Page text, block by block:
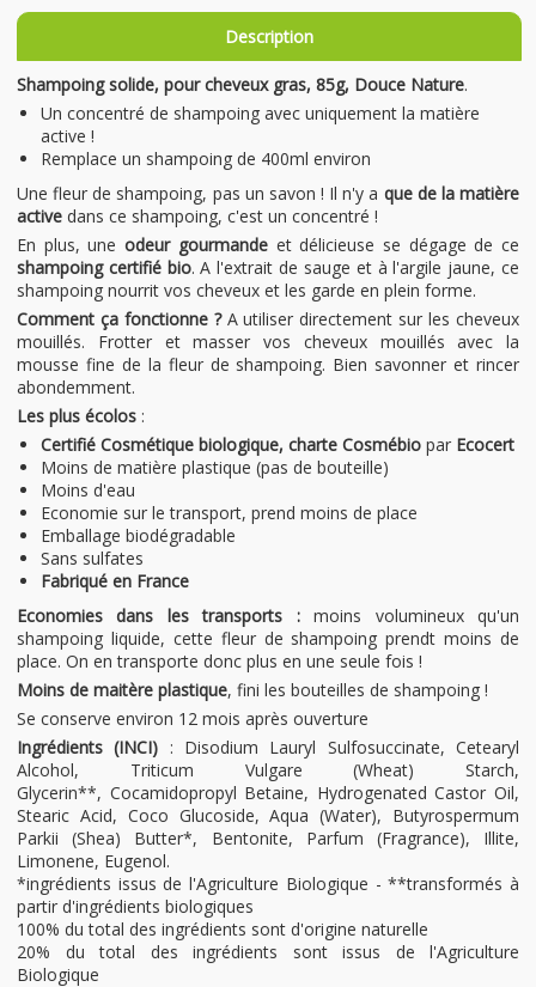
Description
Shampoing solide, pour cheveux gras, 85g, Douce Nature.
Un concentré de shampoing avec uniquement la matière
active !
Remplace un shampoing de 400ml environ
Une fleur de shampoing, pas un savon ! Il n'y a que de la matière
active dans ce shampoing, c'est un concentré !
En plus, uneodeur gourmande et délicieuse se dégage de ce
shampoing certifié bio. A l'extrait de sauge et à l'argile jaune, ce
shampoing nourrit vos cheveux et les garde en plein forme.
Comment ça fonctionne ? A utiliser directement sur les cheveux
mouillés. Frotter et masser vos cheveux mouillés avec la
mousse fine de la fleur de shampoing. Bien savonner et rincer
abondemment.
Les plus écolos :
Certifié Cosmétique biologique, charte Cosmébio par Ecocert
Moins de matière plastique (pas de bouteille)
Moins d'eau
Economie sur le transport, prend moins de place
Emballage biodégradable
Sans sulfates
Fabriqué en France
Economies dans les transports :moins volumineux qu'un
shampoing liquide, cette fleur de shampoing prendt moins de
place. On en transporte donc plus en une seule fois !
Moins de maitère plastique, fini les bouteilles de shampoing !
Se conserve environ 12 mois après ouverture
Ingrédients (INCI) : Disodium Lauryl Sulfosuccinate, Cetearyl
Alcohol, Triticum Vulgare (Wheat) Starch,
Glycerin**, Cocamidopropyl Betaine, Hydrogenated Castor Oil,
Stearic Acid, Coco Glucoside, Aqua (Water), Butyrospermum
Parkii (Shea) Butter*, Bentonite, Parfum (Fragrance), Illite,
Limonene, Eugenol.
*ingrédients issus de l'Agriculture Biologique - **transformés à
partir d'ingrédients biologiques
100% du total des ingrédients sont d'origine naturelle
20% du total des ingrédients sont issus de l'Agriculture
Biologique